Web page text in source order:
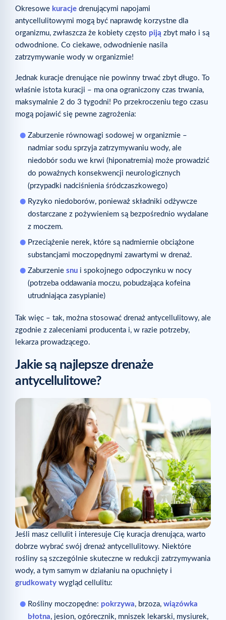
Okresowe kuracje drenującymi napojami
antycellulitowymi mogą być naprawdę korzystne dla
organizmu, zwłaszcza że kobiety często piją zbyt mało i są
odwodnione. Co ciekawe, odwodnienie nasila
zatrzymywanie wody w organizmie!
Jednak kuracje drenujące nie powinny trwać zbyt długo. To
właśnie istota kuracji – ma ona ograniczony czas trwania,
maksymalnie 2 do 3 tygodni! Po przekroczeniu tego czasu
mogą pojawić się pewne zagrożenia:
Zaburzenie równowagi sodowej w organizmie –
nadmiar sodu sprzyja zatrzymywaniu wody, ale
niedobór sodu we krwi (hiponatremia) może prowadzić
do poważnych konsekwencji neurologicznych
(przypadki nadciśnienia śródczaszkowego)
Ryzyko niedoborów, ponieważ składniki odżywcze
dostarczane z pożywieniem są bezpośrednio wydalane
z moczem.
Przeciążenie nerek, które są nadmiernie obciążone
substancjami moczopędnymi zawartymi w drenaż.
Zaburzenie snu i spokojnego odpoczynku w nocy
(potrzeba oddawania moczu, pobudzająca kofeina
utrudniająca zasypianie)
Tak więc – tak, można stosować drenaż antycellulitowy, ale
zgodnie z zaleceniami producenta i, w razie potrzeby,
lekarza prowadzącego.
Jakie są najlepsze drenaże
antycellulitowe?
Jeśli masz cellulit i interesuje Cię kuracja drenująca, warto
dobrze wybrać swój drenaż antycellulitowy. Niektóre
rośliny są szczególnie skuteczne w redukcji zatrzymywania
wody, a tym samym w działaniu na opuchnięty i
grudkowaty wygląd cellulitu:
Rośliny moczopędne: pokrzywa, brzoza, wiązówka
błotna, jesion, ogórecznik, mniszek lekarski, mysiurek,